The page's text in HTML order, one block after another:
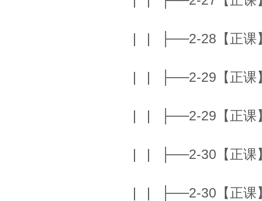
| | ├──2-28【正课
| | ├──2-29【正课
| | ├──2-29【正课
| | ├──2-30【正课
| | ├──2-30【正课